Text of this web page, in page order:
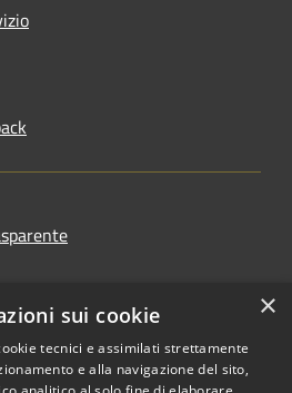
×
sui cookie
tecnici e assimilati strettamente
e alla navigazione del sito,